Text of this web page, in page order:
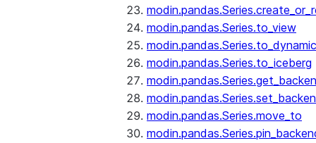
modin.pandas.Series.to_view
modin.pandas.Series.to_iceberg
modin.pandas.Series.move_to